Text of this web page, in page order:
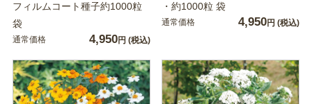
フィルムコート種子約1000粒
袋
通常価格 4,950円 (税込)
・約1000粒 袋
通常価格 4,950円 (税込)